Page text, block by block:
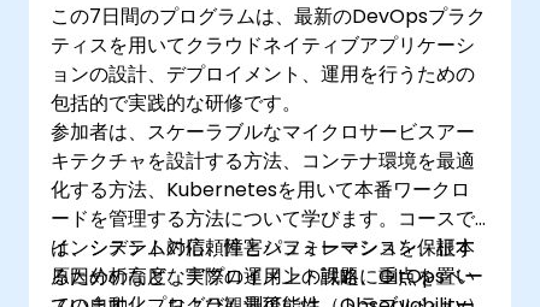
この7日間のプログラムは、最新のDevOpsプラク
ティスを用いてクラウドネイティブアプリケーシ
ョンの設計、デプロイメント、運用を行うための
包括的で実践的な研修です。
参加者は、スケーラブルなマイクロサービスアー
キテクチャを設計する方法、コンテナ環境を最適
化する方法、Kubernetesを用いて本番ワークロ
ードを管理する方法について学びます。コースで
は、システムの信頼性とパフォーマンスを保証す
るための高度なデプロイメント戦略、GitOpsベー
インシデント対応、障害シュミレーション、根本
原因分析など、実際の運用上の課題に重点を置い